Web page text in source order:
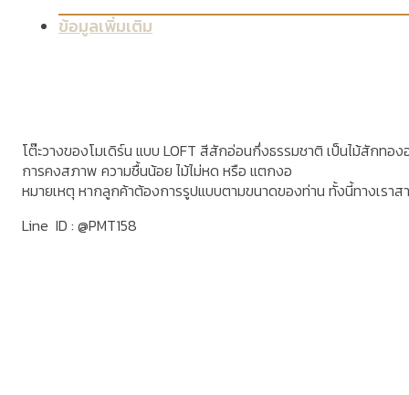
ข้อมูลเพิ่มเติม
โต๊ะวางของโมเดิร์น แบบ LOFT สีสักอ่อนกึ่งธรรมชาติ เป็นไม้สักท
การคงสภาพ ความชื้นน้อย ไม้ไม่หด หรือ แตกงอ
หมายเหตุ หากลูกค้าต้องการรูปแบบตามขนาดของท่าน ทั้งนี้ทางเรา
Line ID : @PMT158